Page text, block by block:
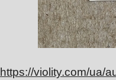
https://violity.com/ua/